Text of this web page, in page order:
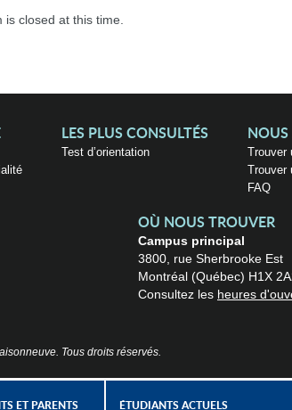
closed at this time.
LES PLUS CONSULTÉS
Test d’orientation
Trouver
Trouver
FAQ
OÙ NOUS TROUVER
Campus principal
3800, rue Sherbrooke Est
Montréal (Québec) H1X
Consultez les heures
Tous droits réservés.
ET PARENTS ÉTUDIANTS ACTUELS